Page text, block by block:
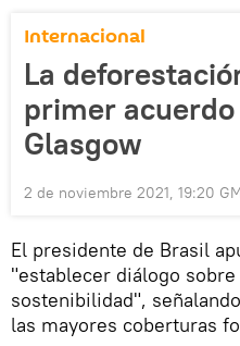
Internacional
La
primer acuerdo
Glasgow
2 de noviembre 2021, 19:20
El presidente de Brasil
"establecer diálogo
sostenibilidad",
las mayores coberturas